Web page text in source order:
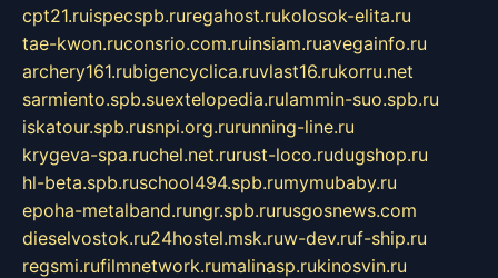
cpt21.ruispecspb.ruregahost.rukolosok-elita.ru
tae-kwon.ruconsrio.com.ruinsiam.ruavegainfo.ru
archery161.rubigencyclica.ruvlast16.rukorru.net
sarmiento.spb.suextelopedia.rulammin-suo.spb.ru
iskatour.spb.rusnpi.org.rurunning-line.ru
krygeva-spa.ruchel.net.rurust-loco.rudugshop.ru
hl-beta.spb.ruschool494.spb.rumymubaby.ru
epoha-metalband.rungr.spb.rurusgosnews.com
dieselvostok.ru24hostel.msk.ruw-dev.ruf-ship.ru
regsmi.rufilmnetwork.rumalinasp.rukinosvin.ru